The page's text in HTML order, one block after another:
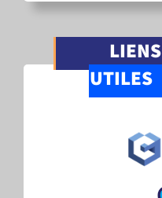
LIENS
UTILES